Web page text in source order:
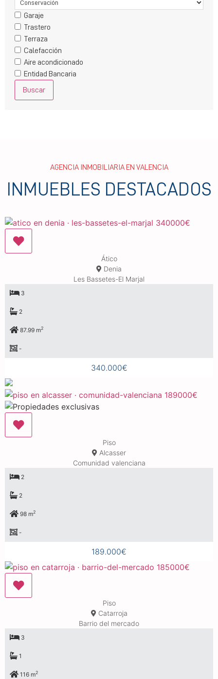
Garaje
Trastero
Terraza
Calefacción
Aire acondicionado
Entidad Bancaria
Buscar
AGENCIA INMOBILIARIA EN VALENCIA
INMUEBLES DESTACADOS
Ático
Denia
Les Bassetes-El Marjal
3
2
87.99 m2
-
340.000€
Piso
Alcasser
Comunidad valenciana
2
2
98 m2
-
189.000€
Piso
Catarroja
Barrio del mercado
3
1
116 m2